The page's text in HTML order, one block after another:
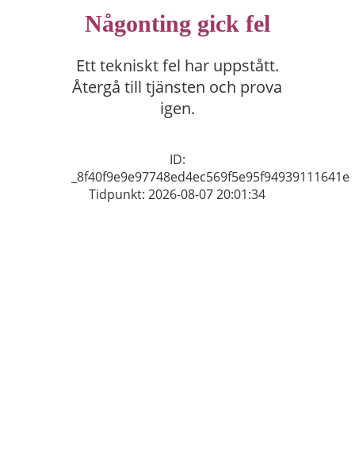
Någonting gick fel
Ett tekniskt fel har uppstått.
Återgå till tjänsten och prova
igen.
ID:
_8f40f9e9e97748ed4ec569f5e95f94939111641e
Tidpunkt: 2026-08-07 20:01:34